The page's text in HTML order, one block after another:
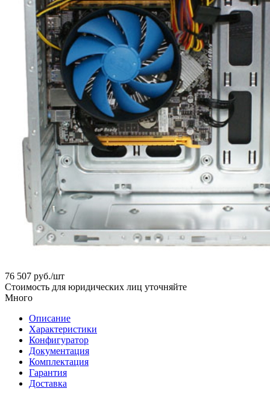
76 507 руб./шт
Стоимость для юридических лиц уточняйте
Много
Описание
Характеристики
Конфигуратор
Документация
Комплектация
Гарантия
Доставка